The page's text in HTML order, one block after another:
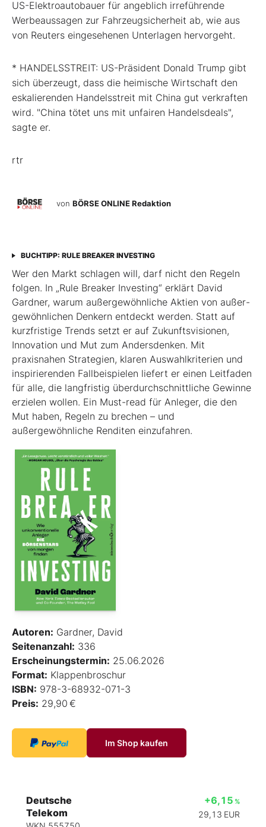
US-Elektroautobauer für angeblich irreführende
Werbeaussagen zur Fahrzeugsicherheit ab, wie aus
von Reuters eingesehenen Unterlagen hervorgeht.
* HANDELSSTREIT: US-Präsident Donald Trump gibt
sich überzeugt, dass die heimische Wirtschaft den
eskalierenden Handelsstreit mit China gut verkraften
wird. "China tötet uns mit unfairen Handelsdeals",
sagte er.
rtr
von BÖRSE ONLINE Redaktion
BUCHTIPP: RULE BREAKER INVESTING
Wer den Markt schlagen will, darf nicht den Regeln
folgen. In „Rule Breaker Investing“ erklärt David
Gardner, warum außergewöhnliche Aktien von außer­
gewöhnlichen Denkern entdeckt werden. Statt auf
kurzfristige Trends setzt er auf Zukunftsvisionen,
Innovation und Mut zum Andersdenken. Mit
praxisnahen Strategien, klaren Auswahlkriterien und
inspirierenden Fallbeispielen liefert er einen Leit­faden
für alle, die langfristig überdurchschnittliche Gewinne
erzielen wollen. Ein Must-read für Anleger, die den
Mut haben, Regeln zu brechen – und
außergewöhnliche Renditen einzufahren.
Autoren: Gardner, David
Seitenanzahl: 336
Erscheinungstermin: 25.06.2026
Format: Klappenbroschur
ISBN: 978-3-68932-071-3
Preis: 29,90 €
Im Shop kaufen
Deutsche
Telekom
+6,15 %
29,13 EUR